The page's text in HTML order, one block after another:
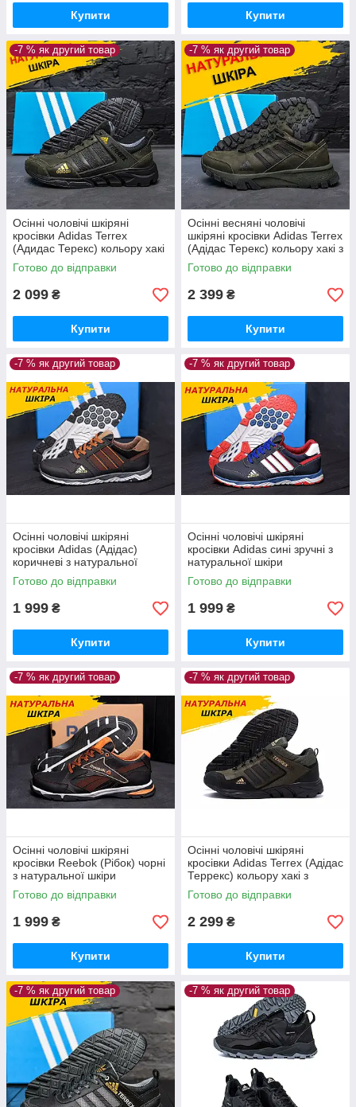
Купити Купити
-7 % як другий товар
Осінні чоловічі шкіряні
кросівки Adidas Terrex
(Адидас Терекс) кольору хакі
з натуральної шкіри весна
осінь *523*
Готово до відправки
2 099 ₴
Купити
-7 % як другий товар
Осінні весняні чоловічі
шкіряні кросівки Adidas Terrex
(Адідас Терекс) кольору хакі з
натуральної шкіри
Готово до відправки
2 399 ₴
Купити
-7 % як другий товар
Осінні чоловічі шкіряні
кросівки Adidas (Адідас)
коричневі з натуральної
шкіри
Готово до відправки
1 999 ₴
Купити
-7 % як другий товар
Осінні чоловічі шкіряні
кросівки Adidas сині зручні з
натуральної шкіри
Готово до відправки
1 999 ₴
Купити
-7 % як другий товар
Осінні чоловічі шкіряні
кросівки Reebok (Рібок) чорні
з натуральної шкіри
Готово до відправки
1 999 ₴
Купити
-7 % як другий товар
Осінні чоловічі шкіряні
кросівки Adidas Terrex (Адідас
Террекс) кольору хакі з
натуральної шкіри *A3 хаки
Н*
Готово до відправки
2 299 ₴
Купити
-7 % як другий товар -7 % як другий товар